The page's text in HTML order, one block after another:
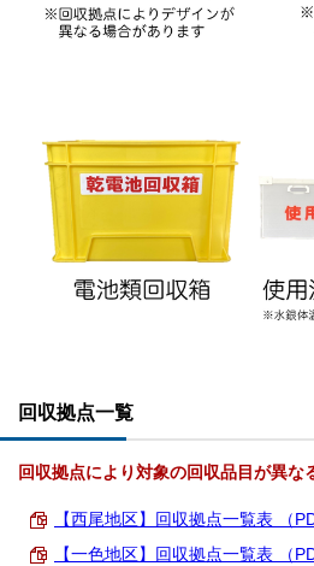
回収拠点一覧
回収拠点により対象の回収品目が異な
【西尾地区】回収拠点一覧表 （
【一色地区】回収拠点一覧表 （